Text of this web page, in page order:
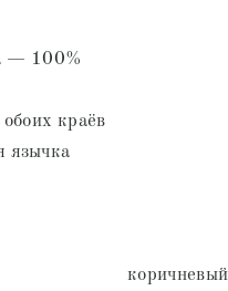
— 100%
краёв
язычка
коричневый